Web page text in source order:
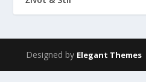
Designed by Elegant Themes